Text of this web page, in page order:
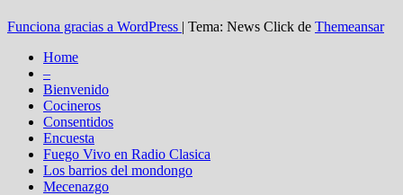
Funciona gracias a WordPress | Tema: News Click de Themeansar
Home
–
Bienvenido
Cocineros
Consentidos
Encuesta
Fuego Vivo en Radio Clasica
Los barrios del mondongo
Mecenazgo